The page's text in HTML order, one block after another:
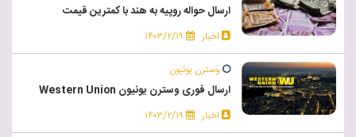
ارسال حواله روپیه به هند با کمترین قیمت
اخبار ۱۴۰۳/۲/۱۹
وسترن یونیون
ارسال فوری وسترن یونیون Western Union
اخبار ۱۴۰۳/۲/۱۹